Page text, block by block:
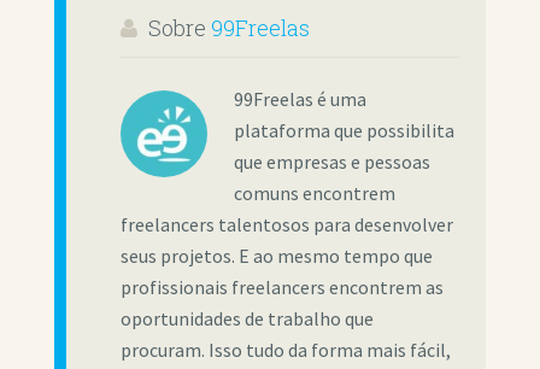
Sobre 99Freelas
99Freelas é uma
plataforma que possibilita
que empresas e pessoas
comuns encontrem
freelancers talentosos para desenvolver
seus projetos. E ao mesmo tempo que
profissionais freelancers encontrem as
oportunidades de trabalho que
procuram. Isso tudo da forma mais fácil,